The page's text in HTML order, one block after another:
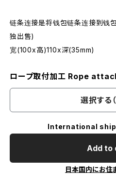
链条连接是将钱包链条连接到钱
独出售)
宽(100x高)110x深(35mm)
ロープ取付加工 Rope
選択する
International
Add to
日本国内にお住